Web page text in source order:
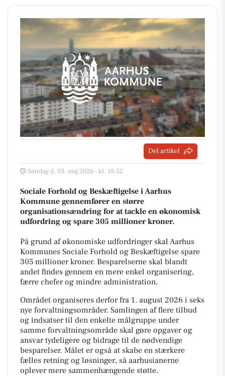
Del artikel
Søndag d. 03. maj 2026 - kl. 18:52
Sociale Forhold og Beskæftigelse i Aarhus
Kommune gennemfører en større
organisationsændring for at tackle en økonomisk
udfordring og spare 305 millioner kroner.
På grund af økonomiske udfordringer skal Aarhus
Kommunes Sociale Forhold og Beskæftigelse spare
305 millioner kroner. Besparelserne skal blandt
andet findes gennem en mere enkel organisering,
færre chefer og mindre administration.
Området organiseres derfor fra 1. august 2026 i seks
nye forvaltningsområder. Samlingen af flere tilbud
og indsatser til den enkelte målgruppe under
samme forvaltningsområde skal gøre opgaver og
ansvar tydeligere og bidrage til de nødvendige
besparelser. Målet er også at skabe en stærkere
fælles retning og løsninger, så aarhusianerne
oplever mere sammenhængende støtte.